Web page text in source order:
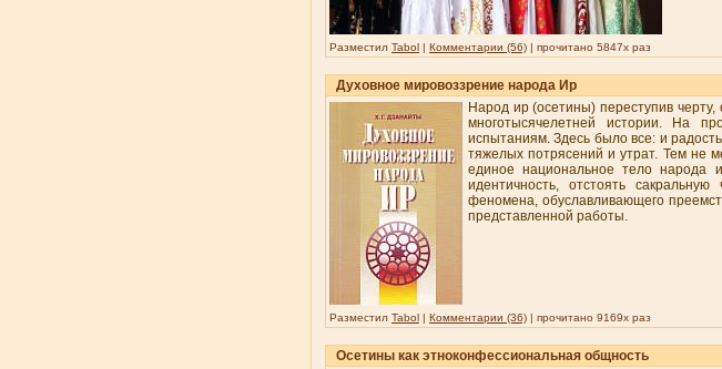
Разместил Tabol | Комментарии (56) | прочитано 5847x раз
Духовное мировоззрение народа Ир
Народ ир (осетины) переступив
многотысячелетней истории. На
испытаниям. Здесь было все: и
тяжелых потрясений и утрат. Тем не
единое национальное тело народа
идентичность, отстоять
феномена, обуславливающего
представленной работы.
Разместил Tabol | Комментарии (36) | прочитано 9169x раз
Осетины как этноконфессиональная общность